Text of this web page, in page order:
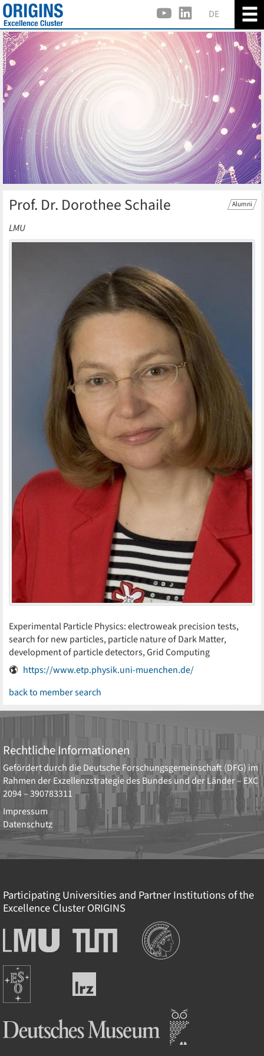
DE
Alumni
Prof. Dr. Dorothee Schaile
LMU
Experimental Particle Physics: electroweak precision tests,
search for new particles, particle nature of Dark Matter,
development of particle detectors, Grid Computing
https://www.etp.physik.uni-muenchen.de/
back to member search
Rechtliche Informationen
Gefördert durch dieDeutsche Forschungsgemeinschaft (DFG) im
Rahmen der Exzellenzstrategie des Bundes und der Länder – EXC
2094 – 390783311
Impressum
Datenschutz
Participating Universities and Partner Institutions of the
Excellence ClusterORIGINS
Ludwig-
Maximilians-
München
Technische
Universität
Institutions
Europäische
Südsternwarte
Leibniz-
Rechenzentrum
Deutsches Museum